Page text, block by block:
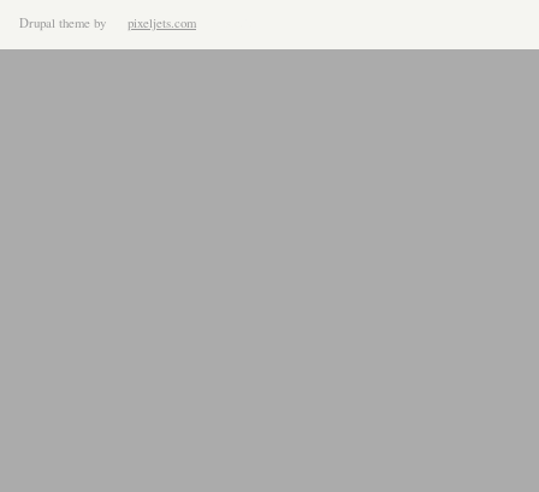
Drupal theme by pixeljets.com